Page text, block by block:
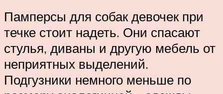
Памперсы для собак девочек при
течке стоит надеть. Они спасают
стулья, диваны и другую мебель от
неприятных выделений.
Подгузники немного меньше по